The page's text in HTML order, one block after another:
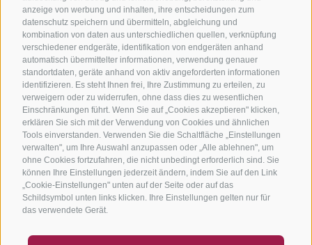
anzeige von werbung und inhalten, ihre entscheidungen zum
datenschutz speichern und übermitteln, abgleichung und
kombination von daten aus unterschiedlichen quellen, verknüpfung
verschiedener endgeräte, identifikation von endgeräten anhand
automatisch übermittelter informationen, verwendung genauer
standortdaten, geräte anhand von aktiv angeforderten informationen
identifizieren. Es steht Ihnen frei, Ihre Zustimmung zu erteilen, zu
verweigern oder zu widerrufen, ohne dass dies zu wesentlichen
Einschränkungen führt. Wenn Sie auf „Cookies akzeptieren" klicken,
erklären Sie sich mit der Verwendung von Cookies und ähnlichen
Tools einverstanden. Verwenden Sie die Schaltfläche „Einstellungen
verwalten", um Ihre Auswahl anzupassen oder „Alle ablehnen", um
ohne Cookies fortzufahren, die nicht unbedingt erforderlich sind. Sie
können Ihre Einstellungen jederzeit ändern, indem Sie auf den Link
„Cookie-Einstellungen" unten auf der Seite oder auf das
Schildsymbol unten links klicken. Ihre Einstellungen gelten nur für
das verwendete Gerät.